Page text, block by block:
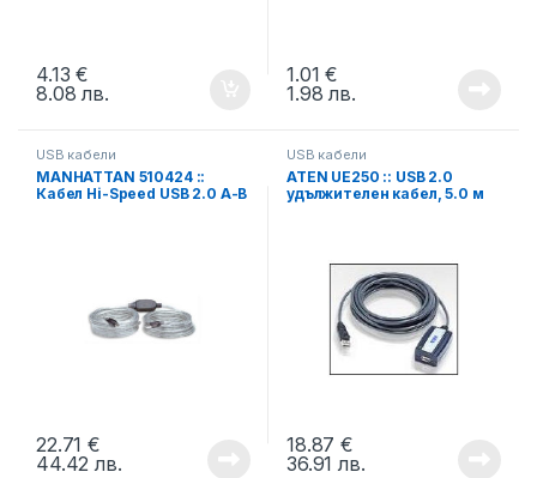
4.13€
8.08лв.
1.01€
1.98лв.
USB кабели
MANHATTAN 510424 ::
Кабел Hi-Speed USB 2.0 A-B
22.71€
44.42лв.
USB кабели
ATEN UE250 :: USB 2.0
удължителен кабел, 5.0 м
18.87€
36.91лв.